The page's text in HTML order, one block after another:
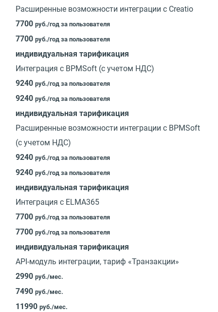
Расширенные возможности интеграции с Creatio
7700 руб./год за пользователя
7700 руб./год за пользователя
индивидуальная тарификация
Интеграция с BPMSoft (с учетом НДС)
9240 руб./год за пользователя
9240 руб./год за пользователя
индивидуальная тарификация
Расширенные возможности интеграции с BPMSoft
(с учетом НДС)
9240 руб./год за пользователя
9240 руб./год за пользователя
индивидуальная тарификация
Интеграция с ELMA365
7700 руб./год за пользователя
7700 руб./год за пользователя
индивидуальная тарификация
API-модуль интеграции, тариф «Транзакции»
2990 руб./мес.
7490 руб./мес.
11990 руб./мес.